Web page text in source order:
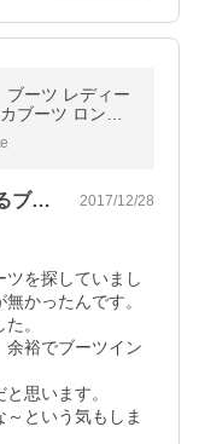
ブーツ レディー
ブーツ ロング
デニムを履いてブーツインが出来るブーツ… 2017/12/28
を探していまし
かったんです。
。
余裕でブーツイン
思います。
という気もしま